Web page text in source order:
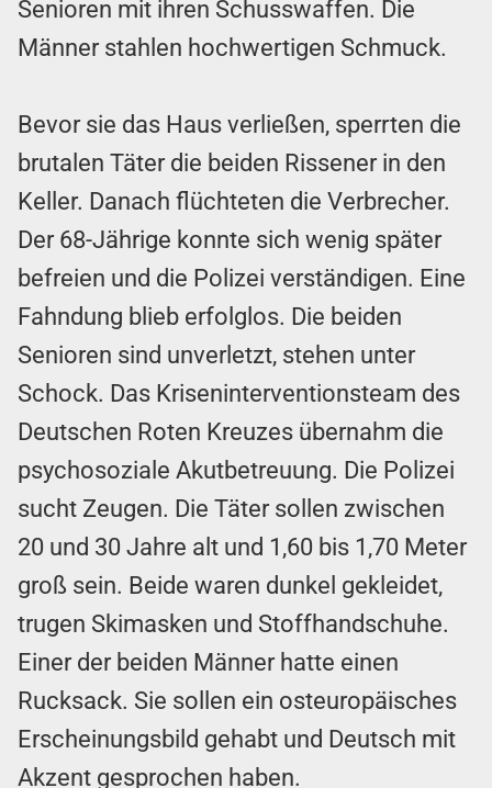
Senioren mit ihren Schusswaffen. Die
Männer stahlen hochwertigen Schmuck.
Bevor sie das Haus verließen, sperrten die
brutalen Täter die beiden Rissener in den
Keller. Danach flüchteten die Verbrecher.
Der 68-Jährige konnte sich wenig später
befreien und die Polizei verständigen. Eine
Fahndung blieb erfolglos. Die beiden
Senioren sind unverletzt, stehen unter
Schock. Das Kriseninterventionsteam des
Deutschen Roten Kreuzes übernahm die
psychosoziale Akutbetreuung. Die Polizei
sucht Zeugen. Die Täter sollen zwischen
20 und 30 Jahre alt und 1,60 bis 1,70 Meter
groß sein. Beide waren dunkel gekleidet,
trugen Skimasken und Stoffhandschuhe.
Einer der beiden Männer hatte einen
Rucksack. Sie sollen ein osteuropäisches
Erscheinungsbild gehabt und Deutsch mit
Akzent gesprochen haben.